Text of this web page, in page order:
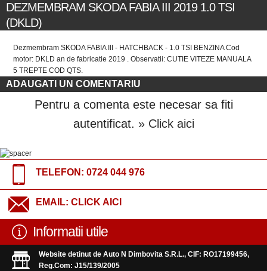
DEZMEMBRAM SKODA FABIA III 2019 1.0 TSI
(DKLD)
Dezmembram SKODA FABIA III - HATCHBACK - 1.0 TSI BENZINA Cod
motor: DKLD an de fabricatie 2019 . Observatii: CUTIE VITEZE MANUALA
5 TREPTE COD QTS.
ADAUGATI UN COMENTARIU
Pentru a comenta este necesar sa fiti
autentificat. » Click aici
TELEFON: 0724 044 976
EMAIL: CLICK AICI
Informatii utile
Website detinut de Auto N Dimbovita S.R.L., CIF: RO17199456,
Reg.Com: J15/139/2005